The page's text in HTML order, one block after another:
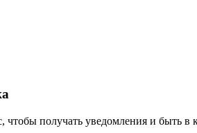
чтобы получать уведомления и быть в